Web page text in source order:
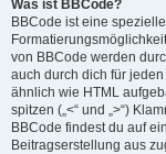
Was ist BBCode?
BBCode ist eine
von BBCode werden
auch durch dich für
ähnlich wie HTML
spitzen („<“ und „>“)
BBCode findest du auf
Beitragserstellung aus